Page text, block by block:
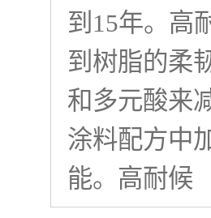
到15年。高
到树脂的柔
和多元酸来
涂料配方中
能。高耐候